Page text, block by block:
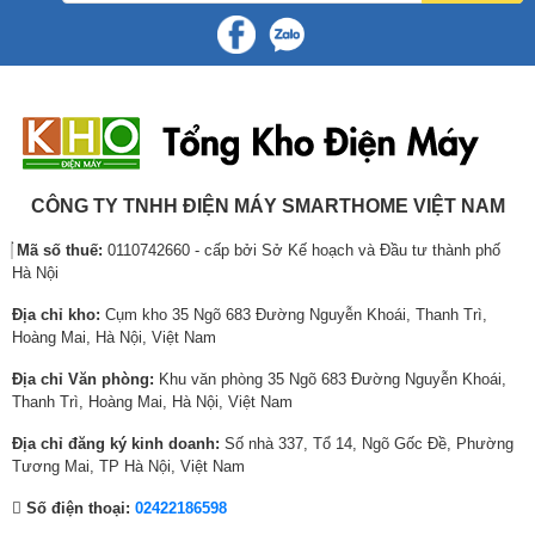
– BỘ XỬ LÝAIPQ
bộ xử lý hình ảnh thông minh nâng cấp chất lượng
hình ảnh và chất lượng âm thanh của tivi lên một tầm cao mới.
Dolby Atmos
DTS-HD+DTS Virtual X
Cổng WiFi: Wifi (2.4GHz / 5GHz)
Cổng Internet (LAN):
3 cổng, có HDMI eARC/ARC
Cổng Optical:
Cổng AV in (Composite /
Component):
1 cổng
Cổng AV out: 1 cổng
Sub):
Không
Cổng USB:
:
5
2
8
,
0
0
0
.
t
i
à
2
,
7
4
,
0
0
0
.
l
à
:
6
0
0
0
ệ
n
t
l
,
0
0
0
0
₫
:
5
,
9
,
.
t
i
l
:
9
,
0
CÔNG TY TNHH ĐIỆN MÁY SMARTHOME VIỆT NAM
Mã số thuế: 0110742660 - cấp bởi Sở Kế hoạch và Đầu tư thành phố
Hà Nội
Địa chỉ kho: Cụm kho 35 Ngõ 683 Đường Nguyễn Khoái, Thanh Trì,
Hoàng Mai, Hà Nội, Việt Nam
Địa chỉ Văn phòng: Khu văn phòng 35 Ngõ 683 Đường Nguyễn Khoái,
Thanh Trì, Hoàng Mai, Hà Nội, Việt Nam
Địa chỉ đăng ký kinh doanh: Số nhà 337, Tổ 14, Ngõ Gốc Đề, Phường
Tương Mai, TP Hà Nội, Việt Nam
Số điện thoại: 02422186598